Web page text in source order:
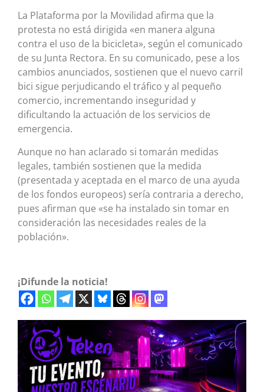
La Plataforma por la Movilidad afirma que la
protesta no está dirigida «en manera alguna
contra el uso de la bicicleta», según el comunicado
de su Junta Rectora. En su comunicado, pese a los
cambios anunciados, sostienen que el nuevo carril
bici sigue perjudicando el tráfico y al pequeño
comercio, incrementando inseguridad y
dificultando la actuación de los servicios de
emergencia.
Aunque no han aclarado si tomarán medidas
legales, también sostienen que la medida
(presentada y aceptada en el marco de una ayuda
de los fondos europeos) sería contraria a derecho,
pues afirman que «se ha instalado sin tomar en
consideración las necesidades reales de la
población».
¡Difunde la noticia!